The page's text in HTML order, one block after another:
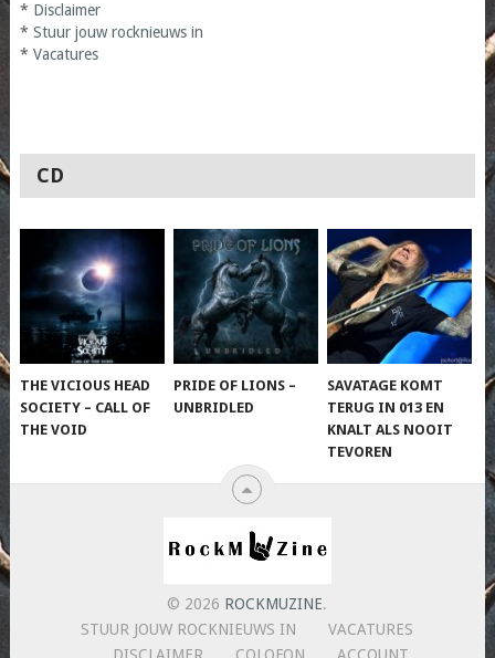
* Disclaimer
* Stuur jouw rocknieuws in
* Vacatures
CD
THE VICIOUS HEAD
SOCIETY – CALL OF
THE VOID
PRIDE OF LIONS –
UNBRIDLED
SAVATAGE KOMT
TERUG IN 013 EN
KNALT ALS NOOIT
TEVOREN
© 2026 ROCKMUZINE.
STUUR JOUW ROCKNIEUWS IN
VACATURES